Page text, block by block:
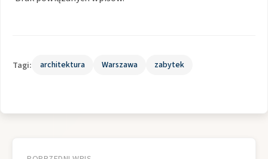
Tagi: architektura Warszawa zabytek